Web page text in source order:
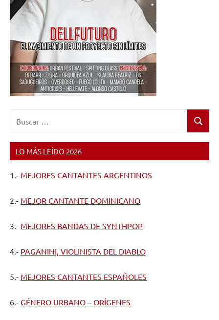
Buscar
LO MÁS LEÍDO 2026
1.- MEJORES CANTANTES ARGENTINOS
2.- MEJOR CANTANTE DOMINICANO
3.- MEJORES BANDAS DE SYNTHPOP
4.- PAGANINI, VIOLINISTA DEL DIABLO
5.- MEJORES CANTANTES ESPAÑOLES
6.- GÉNERO URBANO – ORÍGENES